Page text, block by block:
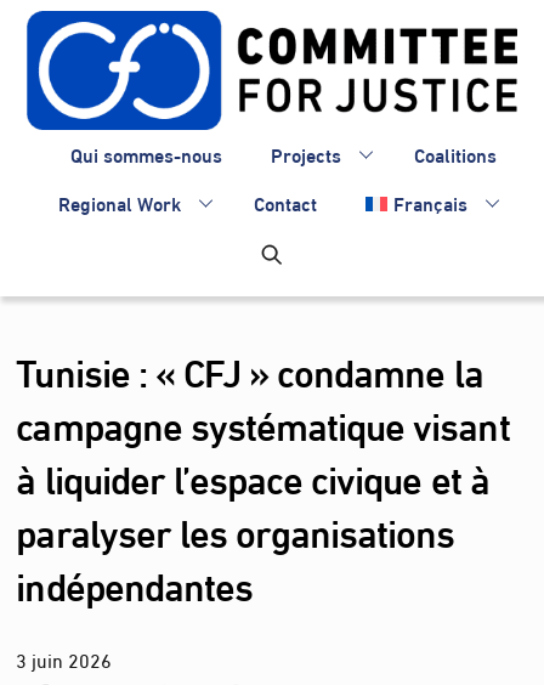
Skip
content
Qui sommes-nous Projects
Coalitions
Regional Work
Contact Français
Tunisie : « CFJ » condamne la
campagne systématique visant
à liquider l’espace civique et à
paralyser les organisations
indépendantes
3 juin 2026